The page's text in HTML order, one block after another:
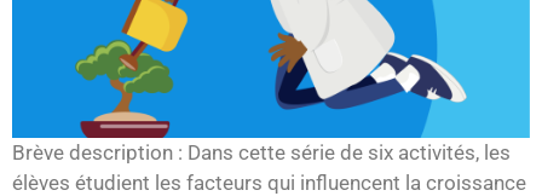
Brève description : Dans cette série de six activités, les
élèves étudient les facteurs qui influencent la croissance